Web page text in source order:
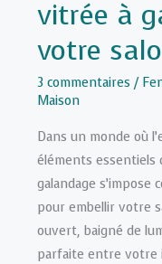
vitrée à
votre
3 commentaires /
Maison
Dans un monde où
éléments essentiels
galandage
pour embellir votre
ouvert, baigné de
parfaite entre votre